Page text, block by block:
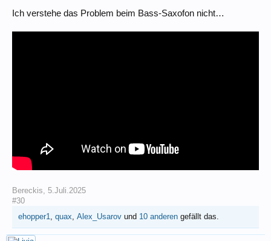
Ich verstehe das Problem beim Bass-Saxofon nicht…
Bereckis, 5.Juli.2025
#30
ehopper1, quax, Alex_Usarov und 10 anderen gefällt das.